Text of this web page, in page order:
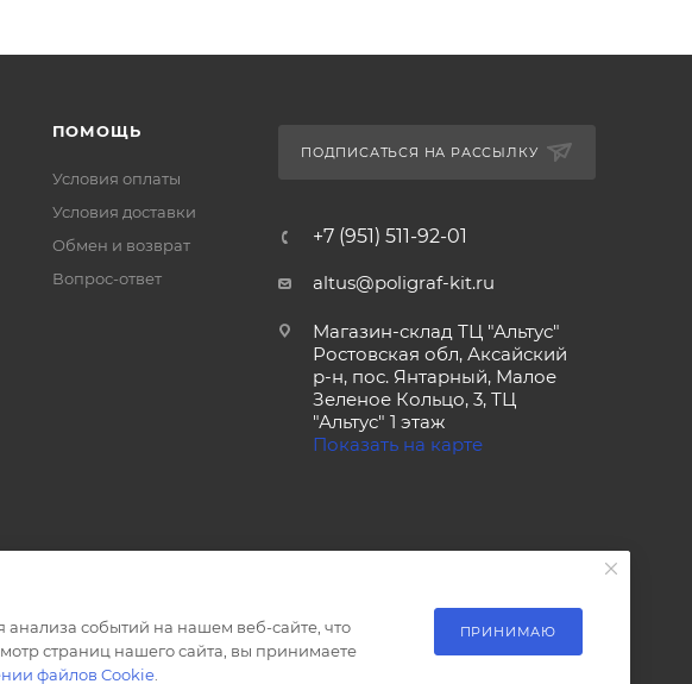
ПОМОЩЬ
Условия оплаты
Условия доставки
Обмен и возврат
Вопрос-ответ
ПОДПИСАТЬСЯ НА РАССЫЛКУ
+7 (951) 511-92-01
altus@poligraf-kit.ru
Магазин-склад ТЦ "Альтус"
Ростовская обл, Аксайский
р-н, пос. Янтарный, Малое
Зеленое Кольцо, 3, ТЦ
"Альтус" 1 этаж
Показать на карте
событий на нашем веб-сайте, что
страниц нашего сайта, вы принимаете
файлов Cookie
ПРИНИМАЮ